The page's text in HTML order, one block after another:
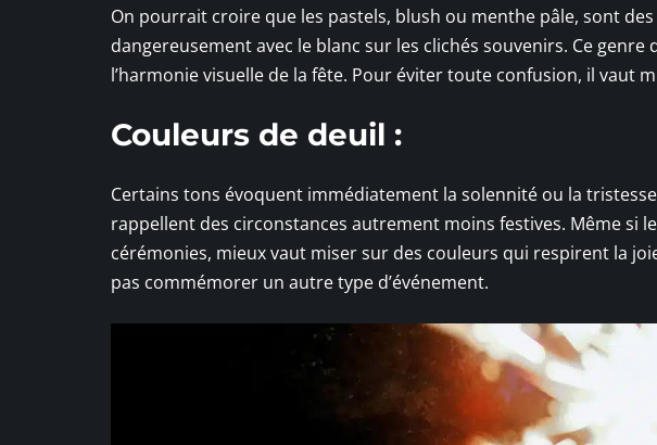
On pourrait croire que les pastels, blush ou menthe pâle, sont
dangereusement avec le blanc sur les clichés souvenirs. Ce
l’harmonie visuelle de la fête. Pour éviter toute confusion, il vaut
Couleurs de deuil :
Certains tons évoquent immédiatement la solennité ou la
rappellent des circonstances autrement moins festives. Même si
cérémonies, mieux vaut miser sur des couleurs qui respirent la
pas commémorer un autre type d’événement.